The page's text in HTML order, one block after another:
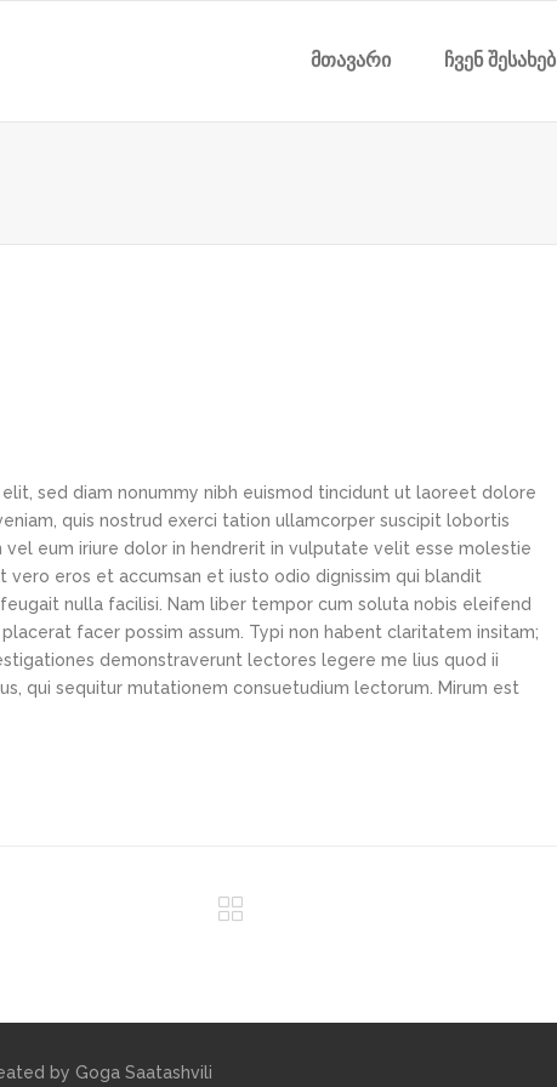
მთავარი ჩვენ შესახებ
sed diam nonummy nibh euismod tincidunt ut laoreet dolore
quis nostrud exerci tation ullamcorper suscipit lobortis
eum iriure dolor in hendrerit in vulputate velit esse molestie
eros et accumsan et iusto odio dignissim qui blandit
nulla facilisi. Nam liber tempor cum soluta nobis eleifend
facer possim assum. Typi non habent claritatem insitam;
demonstraverunt lectores legere me lius quod ii
qui sequitur mutationem consuetudium lectorum. Mirum est
by Goga Saatashvili